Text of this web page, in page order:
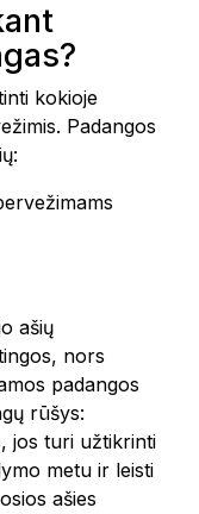
kokioje
Padangos
ašių
nors
padangos
rūšys:
jos turi užtikrinti
metu ir leisti
ašies